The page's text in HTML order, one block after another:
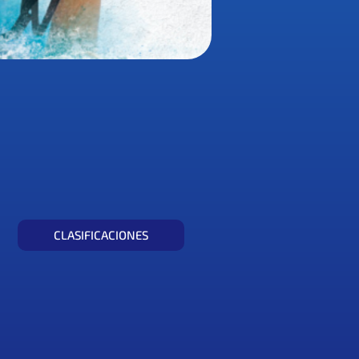
CLASIFICACIONES